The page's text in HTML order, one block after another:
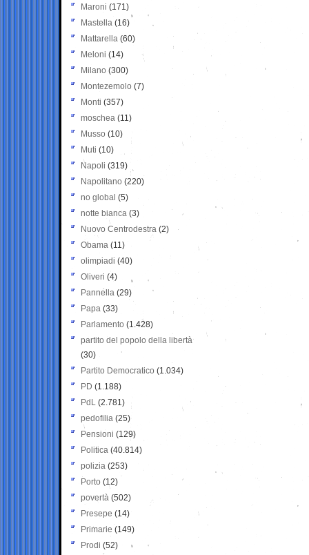
Maroni (171)
Mastella (16)
Mattarella (60)
Meloni (14)
Milano (300)
Montezemolo (7)
Monti (357)
moschea (11)
Musso (10)
Muti (10)
Napoli (319)
Napolitano (220)
no global (5)
notte bianca (3)
Nuovo Centrodestra (2)
Obama (11)
olimpiadi (40)
Oliveri (4)
Pannella (29)
Papa (33)
Parlamento (1.428)
partito del popolo della libertà
(30)
Partito Democratico (1.034)
PD (1.188)
PdL (2.781)
pedofilia (25)
Pensioni (129)
Politica (40.814)
polizia (253)
Porto (12)
povertà (502)
Presepe (14)
Primarie (149)
Prodi (52)